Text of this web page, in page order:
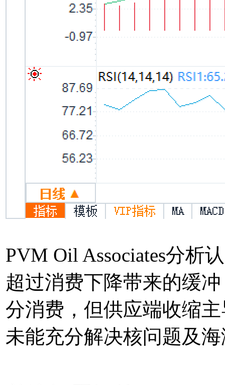
PVM Oil Associates分析
超过消费下降带来的缓
分消费，但供应端收缩
未能充分解决核问题及